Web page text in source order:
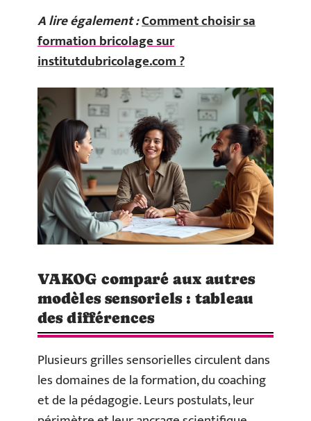
A lire également :Comment choisir sa
formation bricolage sur
institutdubricolage.com ?
VAKOG comparé aux autres
modèles sensoriels : tableau
des différences
Plusieurs grilles sensorielles circulent dans
les domaines de la formation, du coaching
et de la pédagogie. Leurs postulats, leur